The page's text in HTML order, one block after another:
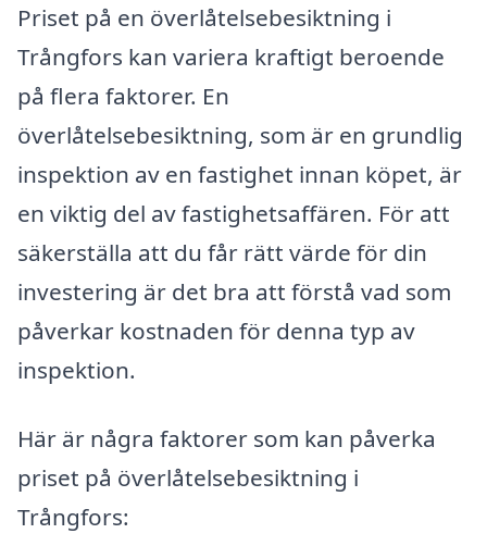
Priset på en överlåtelsebesiktning i
Trångfors kan variera kraftigt beroende
på flera faktorer. En
överlåtelsebesiktning, som är en grundlig
inspektion av en fastighet innan köpet, är
en viktig del av fastighetsaffären. För att
säkerställa att du får rätt värde för din
investering är det bra att förstå vad som
påverkar kostnaden för denna typ av
inspektion.
Här är några faktorer som kan påverka
priset på överlåtelsebesiktning i
Trångfors: